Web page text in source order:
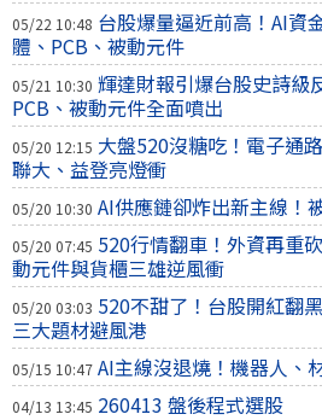
05/22 10:48 台股爆量逼近前高！AI資
體、PCB、被動元件
05/21 10:30 輝達財報引爆台股史詩級
PCB、被動元件全面噴出
05/20 12:15 大盤520沒糖吃！電子通
聯大、益登亮燈衝
05/20 10:30 AI供應鏈卻炸出新主線！
05/20 07:45 520行情翻車！外資再重
動元件與貨櫃三雄逆風衝
05/20 03:03 520不甜了！台股開紅翻
三大題材避風港
05/15 10:47 AI主線沒退燒！機器人、
04/13 13:45 260413 盤後程式選股